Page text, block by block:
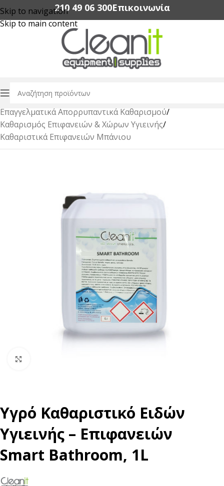
Skip to navigation
Skip to main content
210 49 06 300‬Επικοινωνία
Αρχική σελίδα/
Επαγγελματικά Απορρυπαντικά Καθαρισμού/
Καθαρισμός Επιφανειών & Χώρων Υγιεινής/
Καθαριστικά Επιφανειών Μπάνιου
Υγρό Καθαριστικό Ειδών
Υγιεινής – Επιφανειών
Smart Bathroom, 1L